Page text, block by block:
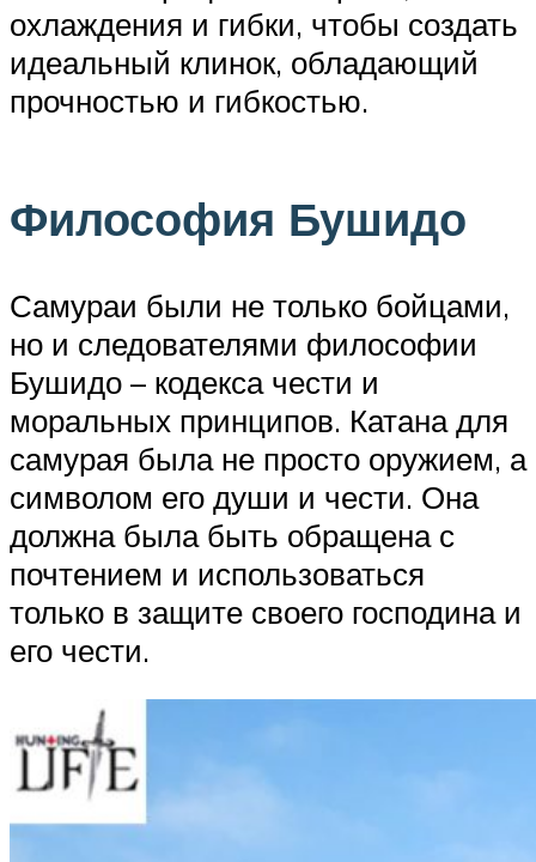
охлаждения и гибки, чтобы создать
идеальный клинок, обладающий
прочностью и гибкостью.
Философия Бушидо
Самураи были не только бойцами,
но и следователями философии
Бушидо – кодекса чести и
моральных принципов. Катана для
самурая была не просто оружием, а
символом его души и чести. Она
должна была быть обращена с
почтением и использоваться
только в защите своего господина и
его чести.